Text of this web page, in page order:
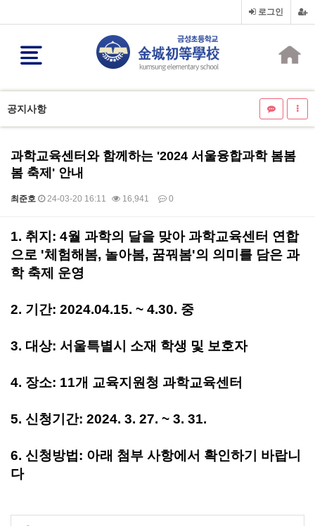
로그인
공지사항
과학교육센터와 함께하는 '2024 서울융합과학 봄봄
봄 축제' 안내
최준호 24-03-20 16:11 16,941 0
본문
1. 취지: 4월 과학의 달을 맞아 과학교육센터 연합
으로 '체험해봄, 놀아봄, 꿈꿔봄'의 의미를 담은 과
학 축제 운영
2. 기간: 2024.04.15. ~ 4.30. 중
3. 대상: 서울특별시 소재 학생 및 보호자
4. 장소: 11개 교육지원청 과학교육센터
5. 신청기간: 2024. 3. 27. ~ 3. 31.
6. 신청방법: 아래 첨부 사항에서 확인하기 바랍니
다